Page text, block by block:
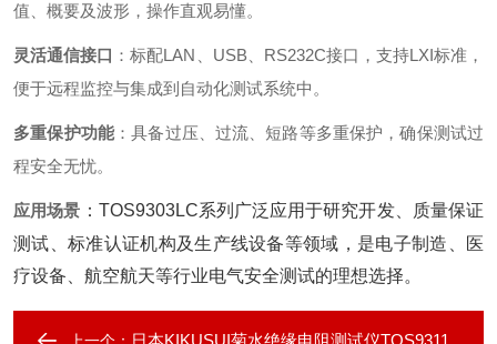
值、概要及波形，操作直观易懂。
灵活通信接口 ‌：标配LAN、USB、RS232C接口，支持LXI标准，
便于远程监控与集成到自动化测试系统中。
多重保护功能‌：具备过压、过流、短路等多重保护，确保测试过
程安全无忧。
应用场景 ‌： TOS9303LC系列广泛应用于研究开发、质量保证
测试、标准认证机构及生产线设备等领域，是电子制造、医
疗设备、航空航天等行业电气安全测试的理想选择。
日本KIKUSUI菊水绝缘电阻测试仪TOS9311